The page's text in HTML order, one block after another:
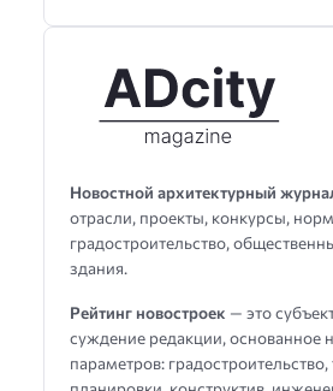
Новостной архитектурный
отрасли, проекты, конкурсы,
градостроительство,
здания.
Рейтинг новостроек — это
суждение редакции, основанное
параметров: градостроительство,